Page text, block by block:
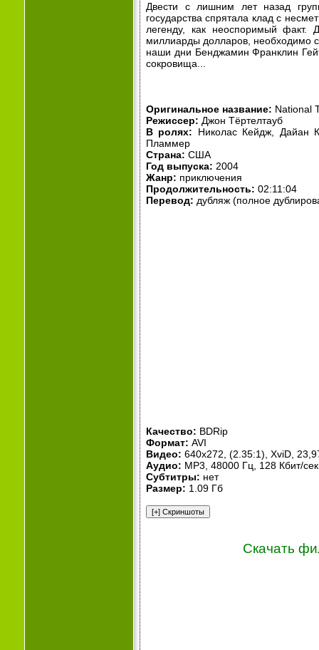
Двести с лишним лет назад
государства спрятала клад с
легенду, как неоспоримый факт.
миллиарды долларов, необходимо
наши дни Бенджамин Франклин
сокровища...
Оригинальное название: National
Режиссер: Джон Тёртелтауб
В ролях: Николас Кейдж, Дайан
Пламмер
Страна: США
Год выпуска: 2004
Жанр: приключения
Продолжительность: 02:11:04
Перевод: дубляж (полное
Качество: BDRip
Формат: AVI
Видео: 640x272, (2.35:1), XviD,
Аудио: MP3, 48000 Гц, 128 Кбит/
Субтитры: нет
Размер: 1.09 Гб
Скачать